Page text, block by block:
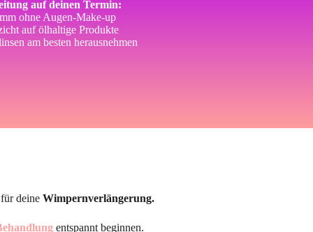
auf deinen Termin:
ohne Augen-Make-up
auf ölhaltige Produkte
am besten herausnehmen
deine Wimpernverlängerung.
entspannt beginnen.